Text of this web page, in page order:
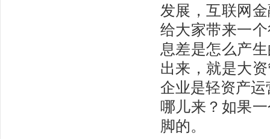
发展，互联网
给大家带来一
息差是怎么产
出来，就是大
企业是轻资产
哪儿来？如果
脚的。